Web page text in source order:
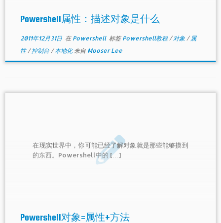
Powershell属性：描述对象是什么
2011年12月31日在 Powershell 标签Powershell教程/对象 /属
性/控制台 /本地化 来自 Mooser Lee
在现实世界中，你可能已经了解对象就是那些能够摸到
的东西。Powershell中的 […]
Powershell对象=属性+方法